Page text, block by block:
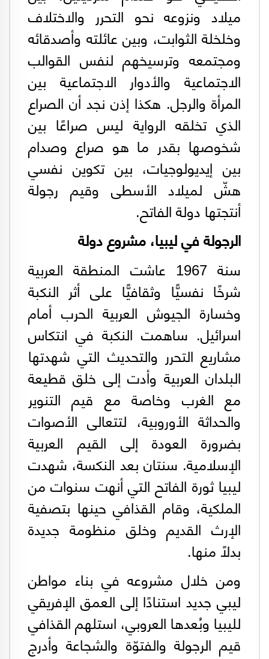
ميلاد ونزوعه نحو التحرر والاختلاف
وخلخلة الثوابت، وبين عائلته وأصدقائه
ومجتمعه وترسيخهم لنفس القوالب
الاجتماعية والأدوار الاجتماعية بين
المرأة والرجل. هكذا إذن نجد أن الصراع
الذي تخلقه الرواية ليس صراعًا بين
شخوصها بقدر ما هو صراع وصدام
بين إيديولوجيات، بين تكوين نفسي
هشّ لميلاد الأسطى وقيم رجولة
أنتجتها دولة الفاتح.
الرجولة في ليبيا، مشروع دولة
سنة 1967 عاشت المنطقة العربية
شرخًا نفسيًّا وثقافيًّا على أثر النكبة
وخسارة الجيوش العربية الحرب أمام
اسرائيل. ساهمت النكبة في انتكاس
مشاريع التحرر والتحديث التي شهدتها
البلدان العربية وأدت إلى خلق قطيعة
مع الغرب وخاصة مع قيم التنوير
والحداثة الأوروبية، لتتعالى الأصوات
بضرورة العودة إلى القيم العربية
الإسلامية. سنتان بعد النكسة، شهدت
ليبيا ثورة الفاتح التي أنهت سنوات من
الملكية، وقام القذافي حينها بتصفية
الإرث القديم وخلق منظومة جديدة
بدلًا منها.
ومن خلال مشروعه في بناء مواطن
ليبي جديد استنادًا إلى العمق الإفريقي
لليبيا وبُعدها العروبي، استلهم القذافي
قيم الرجولة والفتوّة والشجاعة وأدرج